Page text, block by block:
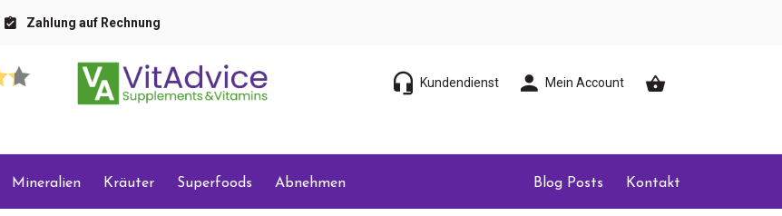
Zahlung auf Rechnung
Kundendienst Mein Account
Mineralien Kräuter Superfoods Abnehmen Blog Posts Kontakt